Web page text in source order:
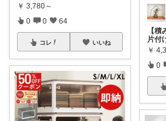
￥ 3,780～
0 0 64
コレ いいね
【
片付
￥
0